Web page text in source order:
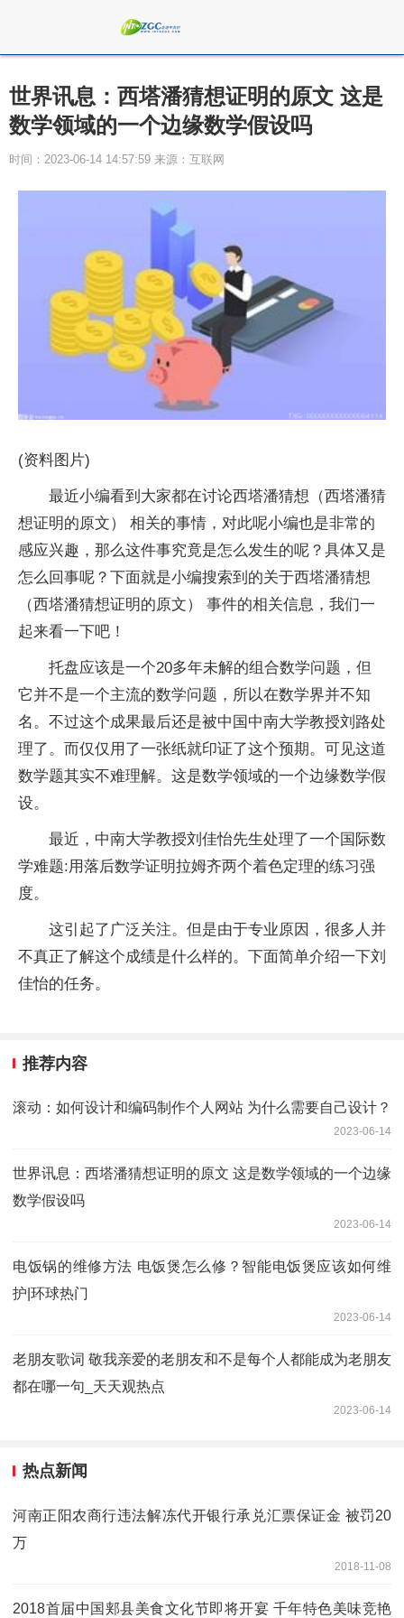
世界讯息：西塔潘猜想证明的原文 这是
数学领域的一个边缘数学假设吗
时间：2023-06-14 14:57:59 来源：互联网
(资料图片)
最近小编看到大家都在讨论西塔潘猜想（西塔潘猜
想证明的原文） 相关的事情，对此呢小编也是非常的
感应兴趣，那么这件事究竟是怎么发生的呢？具体又是
怎么回事呢？下面就是小编搜索到的关于西塔潘猜想
（西塔潘猜想证明的原文） 事件的相关信息，我们一
起来看一下吧！
托盘应该是一个20多年未解的组合数学问题，但
它并不是一个主流的数学问题，所以在数学界并不知
名。不过这个成果最后还是被中国中南大学教授刘路处
理了。而仅仅用了一张纸就印证了这个预期。可见这道
数学题其实不难理解。这是数学领域的一个边缘数学假
设。
最近，中南大学教授刘佳怡先生处理了一个国际数
学难题:用落后数学证明拉姆齐两个着色定理的练习强
度。
这引起了广泛关注。但是由于专业原因，很多人并
不真正了解这个成绩是什么样的。下面简单介绍一下刘
佳怡的任务。
推荐内容
滚动：如何设计和编码制作个人网站 为什么需要自己设计？
2023-06-14
世界讯息：西塔潘猜想证明的原文 这是数学领域的一个边缘
数学假设吗
2023-06-14
电饭锅的维修方法 电饭煲怎么修？智能电饭煲应该如何维
护|环球热门
2023-06-14
老朋友歌词 敬我亲爱的老朋友和不是每个人都能成为老朋友
都在哪一句_天天观热点
2023-06-14
热点新闻
河南正阳农商行违法解冻代开银行承兑汇票保证金 被罚20
万
2018-11-08
2018首届中国郏县美食文化节即将开宴 千年特色美味竞艳